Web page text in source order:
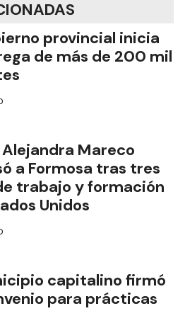
provincial inicia
de más de 200 mil
Mareco
a Formosa tras tres
trabajo y formación
Unidos
capitalino firmó
para prácticas